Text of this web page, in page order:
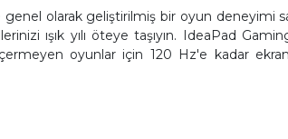
genel olarak geliştirilmiş bir oyun deneyimi
ışık yılı öteye taşıyın. IdeaPad
oyunlar için 120 Hz'e kadar